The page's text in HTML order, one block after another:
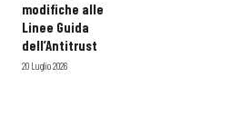
modifiche alle
Linee Guida
dell’Antitrust
20 Luglio 2026